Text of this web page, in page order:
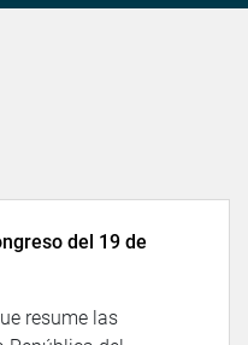
del 19 de
resume las